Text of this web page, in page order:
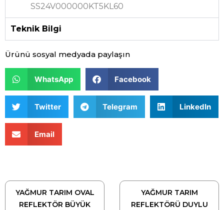
SS24V000000KT5KL60
Teknik Bilgi
Ürünü sosyal medyada paylaşın
WhatsApp Facebook
Twitter Telegram LinkedIn
Email
YAĞMUR TARIM OVAL
REFLEKTÖR BÜYÜK
YAĞMUR TARIM
REFLEKTÖRÜ DUYLU